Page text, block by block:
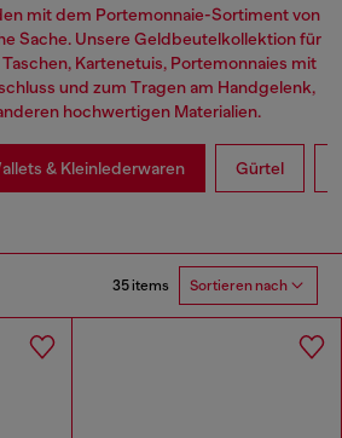
mit dem Portemonnaie-Sortiment von
Sache. Unsere Geldbeutelkollektion für
Kartenetuis, Portemonnaies mit
und zum Tragen am Handgelenk,
hochwertigen Materialien.
& Kleinlederwaren Gürtel
35 items Sortieren nach